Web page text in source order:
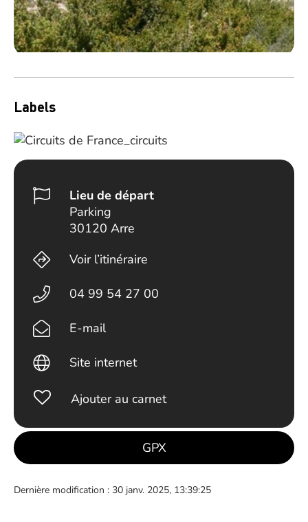
Labels
Lieu de départ
Parking
30120 Arre
Voir l’itinéraire
04 99 54 27 00
E-mail
Site internet
Ajouter au carnet
GPX
Dernière modification : 30 janv. 2025, 13:39:25